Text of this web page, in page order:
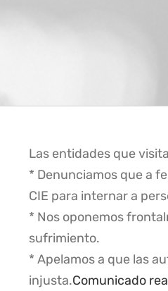
Las entidades que
* Denunciamos que a
CIE para internar a
* Nos oponemos
sufrimiento.
* Apelamos a que las
injusta.Comunicado